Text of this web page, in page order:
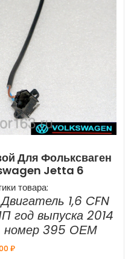
Для Фольксваген
Jetta 6
товара:
1,6 CFN
год выпуска 2014
номер 395 ОЕМ
₽